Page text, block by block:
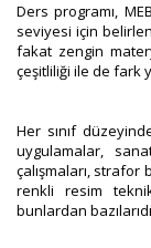
Ders programı,
seviyesi için
fakat zengin
çeşitliliği ile de fark
Her sınıf
uygulamalar,
çalışmaları, strafor
renkli resim
bunlardan